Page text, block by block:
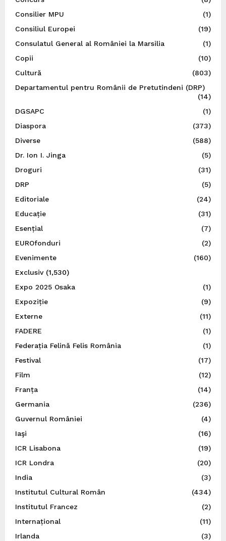
Consilier MPU
(1)
Consiliul Europei
(19)
Consulatul General al României la Marsilia
(1)
Copii
(10)
Cultură
(803)
Departamentul pentru Românii de Pretutindeni (DRP)
(14)
DGSAPC
(1)
Diaspora
(373)
Diverse
(588)
Dr. Ion I. Jinga
(5)
Droguri
(31)
DRP
(5)
Editoriale
(24)
Educație
(31)
Esențial
(7)
EUROfonduri
(2)
Evenimente
(160)
Exclusiv(1,530)
Expo 2025 Osaka
(1)
Expoziție
(9)
Externe
(11)
FADERE
(1)
Federația Felină Felis România
(1)
Festival
(17)
Film
(12)
Franța
(14)
Germania
(236)
Guvernul României
(4)
Iaşi
(16)
ICR Lisabona
(19)
ICR Londra
(20)
India
(3)
Institutul Cultural Român
(434)
Institutul Francez
(2)
Internațional
(11)
Irlanda
(3)